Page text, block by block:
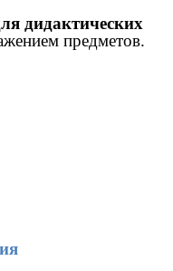
дидактических
предметов.